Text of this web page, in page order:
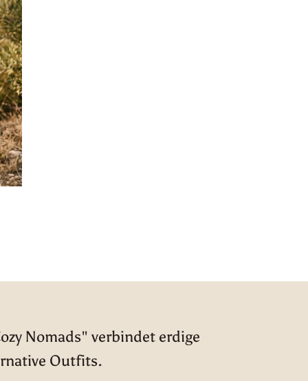
Nomads" verbindet erdige
Outfits.